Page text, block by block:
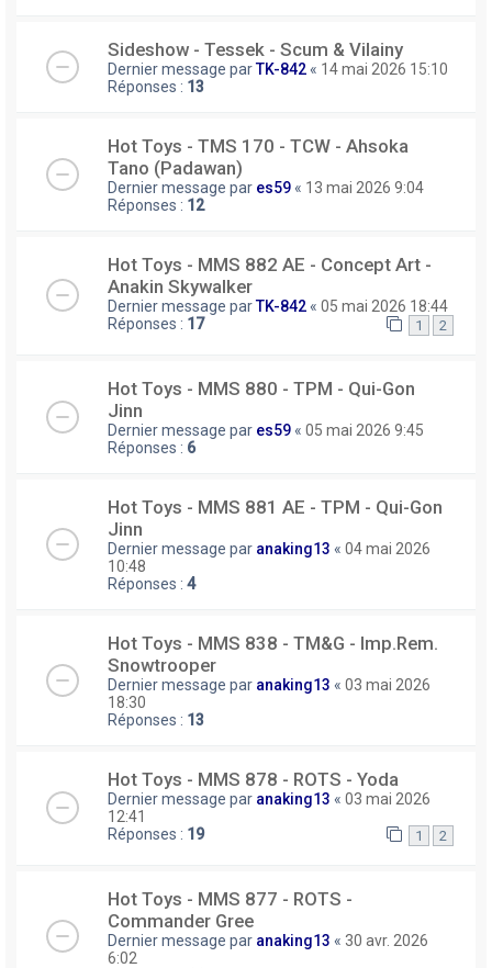
Sideshow - Tessek - Scum & Vilainy
Dernier message parTK-842 « 14 mai 2026 15:10
Réponses : 13
Hot Toys - TMS 170 - TCW - Ahsoka
Tano (Padawan)
Dernier message par es59 « 13 mai 2026 9:04
Réponses : 12
Hot Toys - MMS 882 AE - Concept Art -
Anakin Skywalker
Dernier message parTK-842 « 05 mai 2026 18:44
Réponses : 17 1 2
Hot Toys - MMS 880 - TPM - Qui-Gon
Jinn
Dernier message par es59 « 05 mai 2026 9:45
Réponses : 6
Hot Toys - MMS 881 AE - TPM - Qui-Gon
Jinn
Dernier message par anaking13 « 04 mai 2026
10:48
Réponses : 4
Hot Toys - MMS 838 - TM&G - Imp.Rem.
Snowtrooper
Dernier message par anaking13 « 03 mai 2026
18:30
Réponses : 13
Hot Toys - MMS 878 - ROTS - Yoda
Dernier message par anaking13 « 03 mai 2026
12:41
Réponses : 19 1 2
Hot Toys - MMS 877 - ROTS -
Commander Gree
Dernier message par anaking13 « 30 avr. 2026
6:02